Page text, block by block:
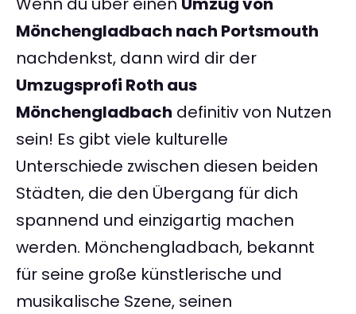
Mönchengladbach nach Portsmouth
nachdenkst, dann wird dir der
Umzugsprofi Roth aus
Mönchengladbach definitiv von Nutzen
sein! Es gibt viele kulturelle
Unterschiede zwischen diesen beiden
Städten, die den Übergang für dich
spannend und einzigartig machen
werden. Mönchengladbach, bekannt
für seine große künstlerische und
musikalische Szene, seinen